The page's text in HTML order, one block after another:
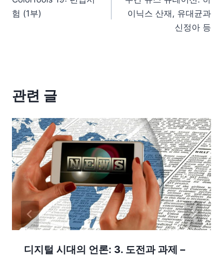
험 (1부)
이닉스 산재, 유대균과
신정아 등
관련 글
디지털 시대의 언론: 3. 도전과 과제 –